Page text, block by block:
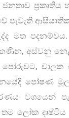
ප්‍රකෘතිය
පැවැති
මත
අස්වනු
චාලක
පෝෂණ
වශයෙන්
ලෝක දෘෂ්ටිය